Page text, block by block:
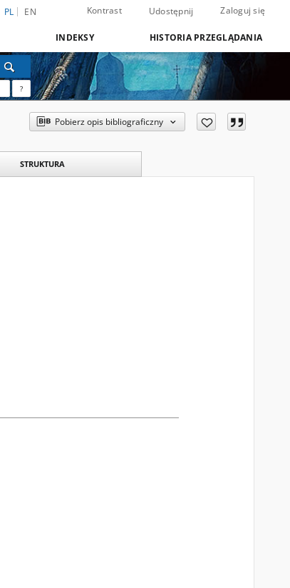
PL EN Kontrast Udostępnij Zaloguj się
INDEKSY HISTORIA PRZEGLĄDANIA
?
Pobierz opis bibliograficzny
STRUKTURA